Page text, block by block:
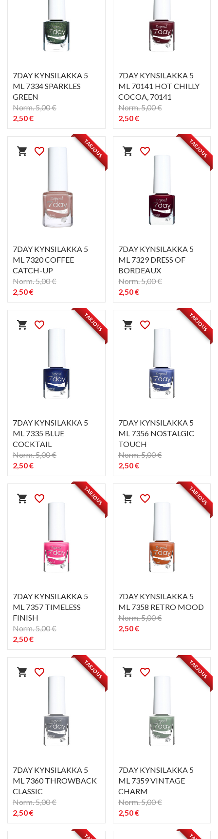
7DAY KYNSILAKKA 5
ML 7334 SPARKLES
GREEN
Norm. 5,00 €
2,50 €
7DAY KYNSILAKKA 5
ML 70141 HOT CHILLY
COCOA, 70141
Norm. 5,00 €
2,50 €
shopping_cart favorite_border TARJOUS
7DAY KYNSILAKKA 5
ML 7320 COFFEE
CATCH-UP
Norm. 5,00 €
2,50 €
shopping_cart favorite_border TARJOUS
7DAY KYNSILAKKA 5
ML 7329 DRESS OF
BORDEAUX
Norm. 5,00 €
2,50 €
shopping_cart favorite_border TARJOUS
7DAY KYNSILAKKA 5
ML 7335 BLUE
COCKTAIL
Norm. 5,00 €
2,50 €
shopping_cart favorite_border TARJOUS
7DAY KYNSILAKKA 5
ML 7356 NOSTALGIC
TOUCH
Norm. 5,00 €
2,50 €
shopping_cart favorite_border TARJOUS
7DAY KYNSILAKKA 5
ML 7357 TIMELESS
FINISH
Norm. 5,00 €
2,50 €
shopping_cart favorite_border TARJOUS
7DAY KYNSILAKKA 5
ML 7358 RETRO MOOD
Norm. 5,00 €
2,50 €
shopping_cart favorite_border TARJOUS
7DAY KYNSILAKKA 5
ML 7360 THROWBACK
CLASSIC
Norm. 5,00 €
2,50 €
shopping_cart favorite_border TARJOUS
7DAY KYNSILAKKA 5
ML 7359 VINTAGE
CHARM
Norm. 5,00 €
2,50 €